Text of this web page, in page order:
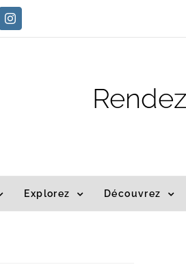
Instagram
Explorez Découvrez